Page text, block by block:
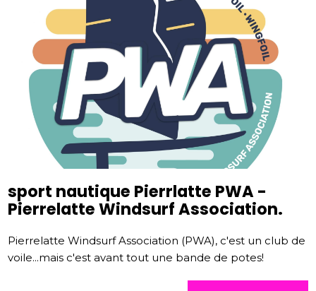
sport nautique Pierrlatte PWA -
Pierrelatte Windsurf Association.
Pierrelatte Windsurf Association (PWA), c'est un club de
voile...mais c'est avant tout une bande de potes!